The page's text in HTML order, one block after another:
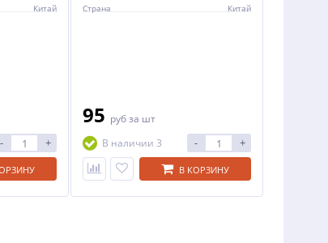
Китай
- +
Страна Китай
95 рубза шт
В наличии 3
- +
В КОРЗИНУ